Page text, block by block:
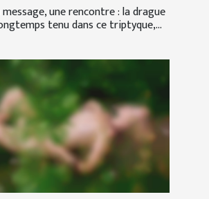
message, une rencontre : la drague
tenu dans ce triptyque,...